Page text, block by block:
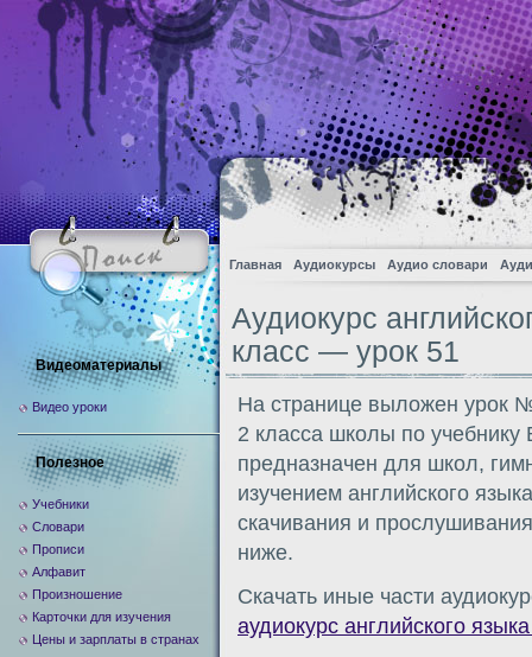
Главная Аудиокурсы Аудио словари
Аудиокурс
класс — урок 51
На странице выложен урок
2 класса школы по
предназначен для школ,
изучением английского
скачивания и
ниже.
Скачать иные части
аудиокурс английского
Видеоматериалы
Видео уроки
Полезное
Учебники
Словари
Прописи
Алфавит
Произношение
Карточки для изучения
Цены и зарплаты в странах